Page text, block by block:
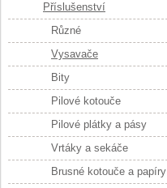
Příslušenství
Různé
Vysavače
Bity
Pilové kotouče
Pilové plátky a pásy
Vrtáky a sekáče
Brusné kotouče a papíry